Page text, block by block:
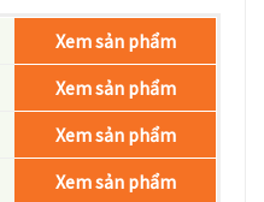
Xem sản phẩm
Xem sản phẩm
Xem sản phẩm
Xem sản phẩm